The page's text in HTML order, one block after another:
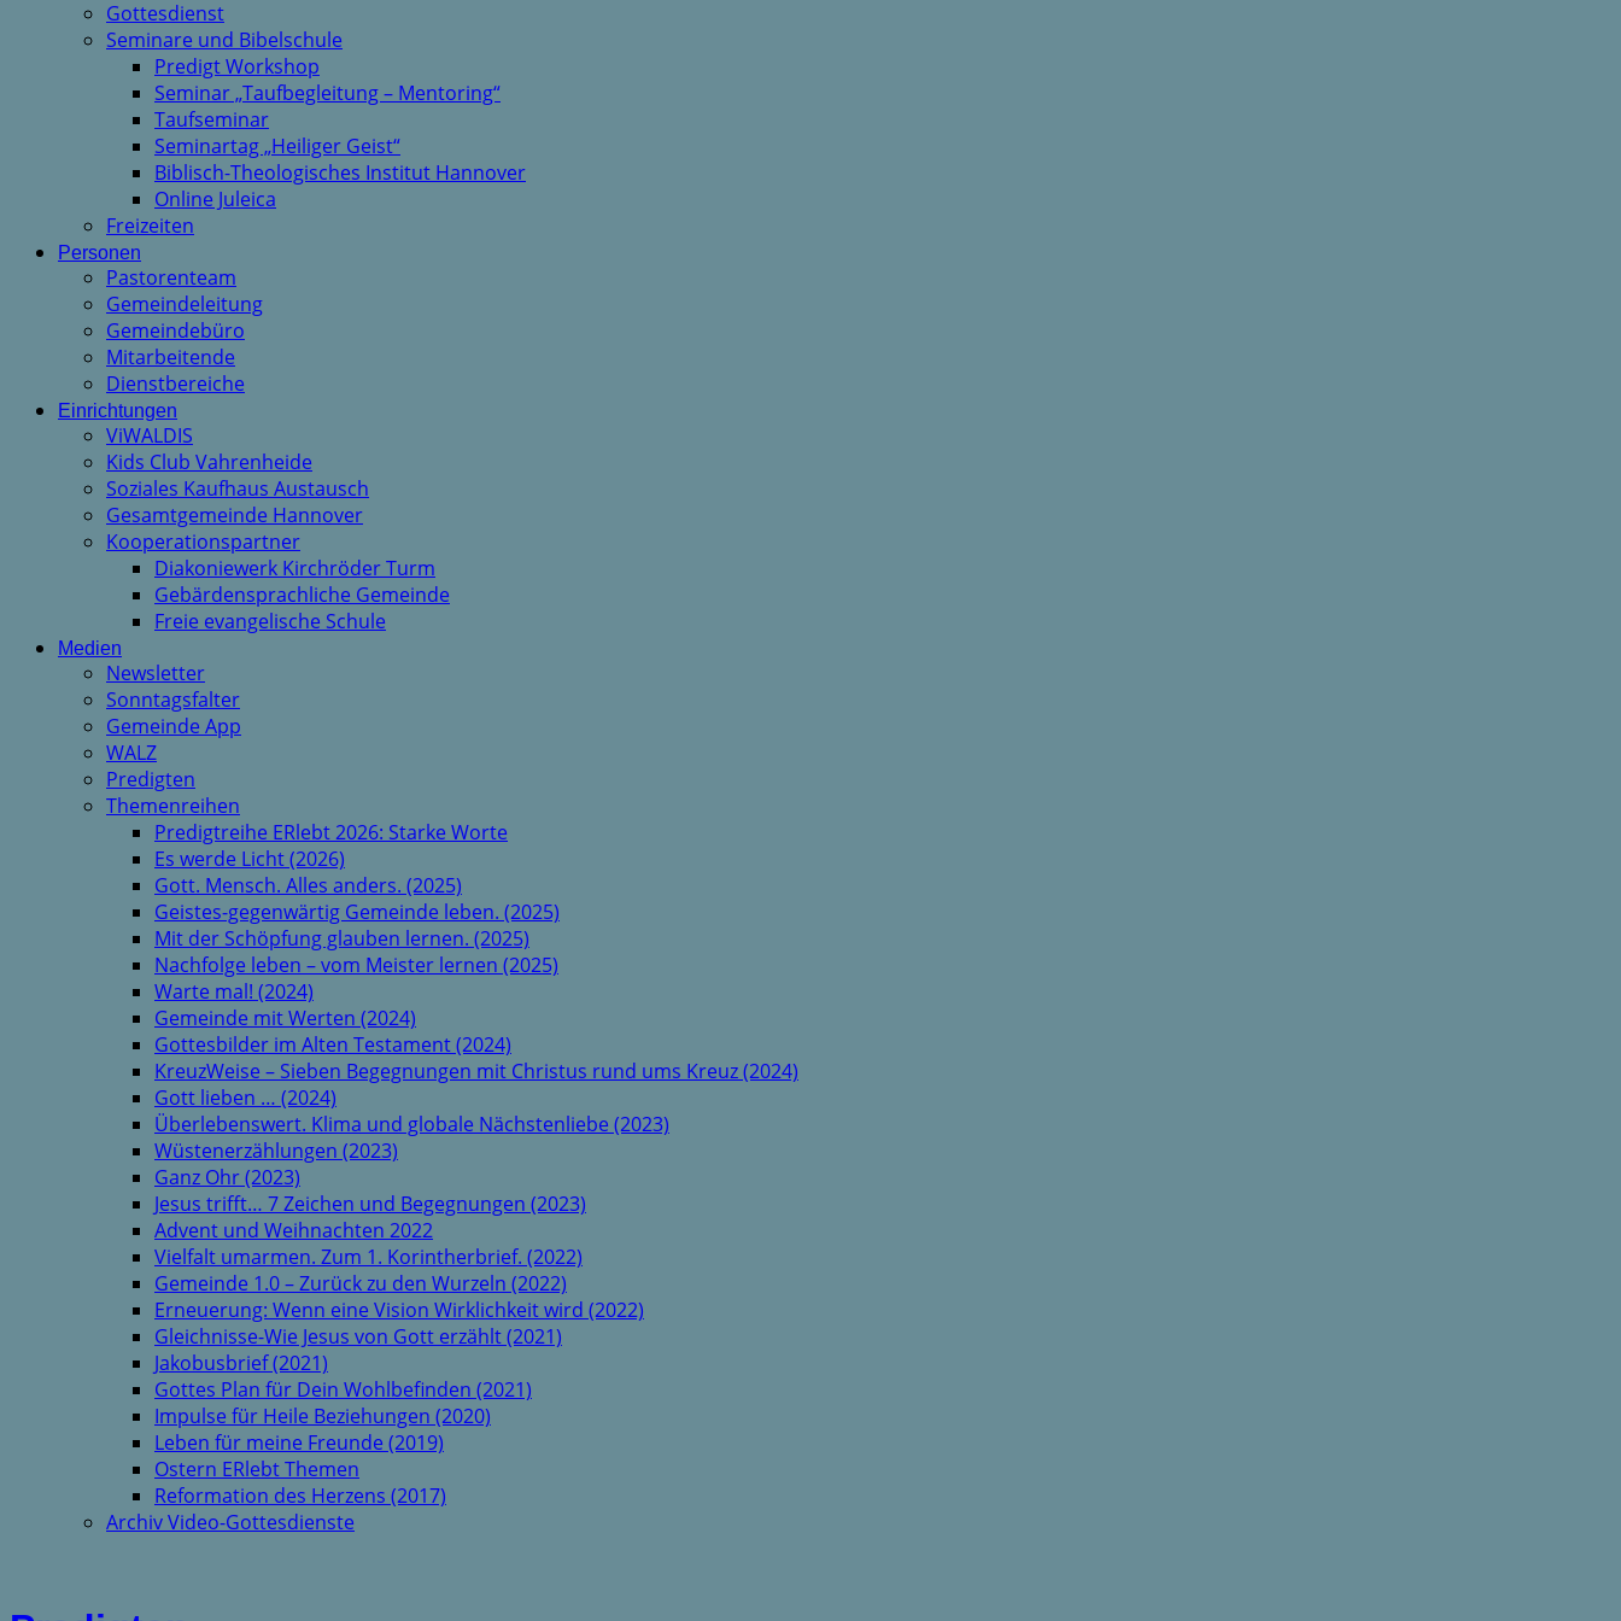
Gottesdienst
Seminare und Bibelschule
Predigt Workshop
Seminar „Taufbegleitung – Mentoring“
Taufseminar
Seminartag „Heiliger Geist“
Biblisch-Theologisches Institut Hannover
Online Juleica
Freizeiten
Personen
Pastorenteam
Gemeindeleitung
Gemeindebüro
Mitarbeitende
Dienstbereiche
Einrichtungen
ViWALDIS
Kids Club Vahrenheide
Soziales Kaufhaus Austausch
Gesamtgemeinde Hannover
Kooperationspartner
Diakoniewerk Kirchröder Turm
Gebärdensprachliche Gemeinde
Freie evangelische Schule
Medien
Newsletter
Sonntagsfalter
Gemeinde App
WALZ
Predigten
Themenreihen
Predigtreihe ERlebt 2026: Starke Worte
Es werde Licht (2026)
Gott. Mensch. Alles anders. (2025)
Geistes-gegenwärtig Gemeinde leben. (2025)
Mit der Schöpfung glauben lernen. (2025)
Nachfolge leben – vom Meister lernen (2025)
Warte mal! (2024)
Gemeinde mit Werten (2024)
Gottesbilder im Alten Testament (2024)
KreuzWeise – Sieben Begegnungen mit Christus rund ums Kreuz (2024)
Gott lieben … (2024)
Überlebenswert. Klima und globale Nächstenliebe (2023)
Wüstenerzählungen (2023)
Ganz Ohr (2023)
Jesus trifft… 7 Zeichen und Begegnungen (2023)
Advent und Weihnachten 2022
Vielfalt umarmen. Zum 1. Korintherbrief. (2022)
Gemeinde 1.0 – Zurück zu den Wurzeln (2022)
Erneuerung: Wenn eine Vision Wirklichkeit wird (2022)
Gleichnisse-Wie Jesus von Gott erzählt (2021)
Jakobusbrief (2021)
Gottes Plan für Dein Wohlbefinden (2021)
Impulse für Heile Beziehungen (2020)
Leben für meine Freunde (2019)
Ostern ERlebt Themen
Reformation des Herzens (2017)
Archiv Video-Gottesdienste